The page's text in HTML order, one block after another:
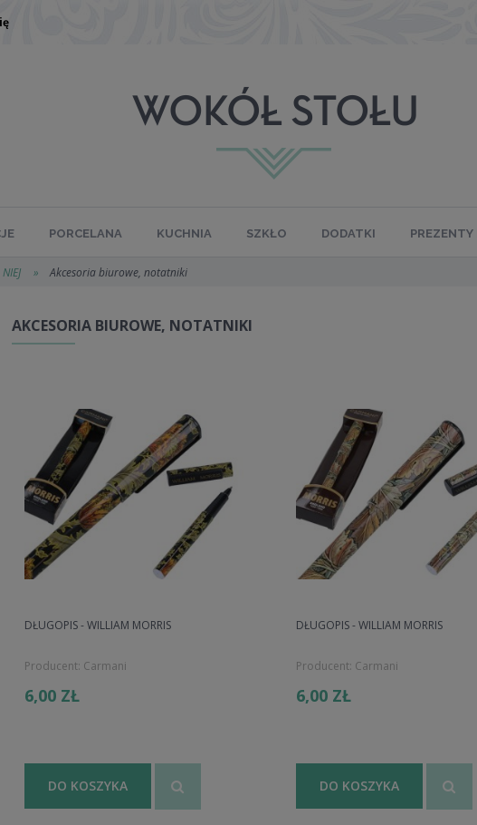
PORCELANA KUCHNIA SZKŁO DODATKI
» Akcesoria biurowe, notatniki
AKCESORIA BIUROWE, NOTATNIKI
DŁUGOPIS - WILLIAM MORRIS
Producent: Carmani
6,00 ZŁ
DO KOSZYKA
DŁUGOPIS - WILLIAM MORRIS
Producent: Carmani
6,00 ZŁ
DO KOSZYKA